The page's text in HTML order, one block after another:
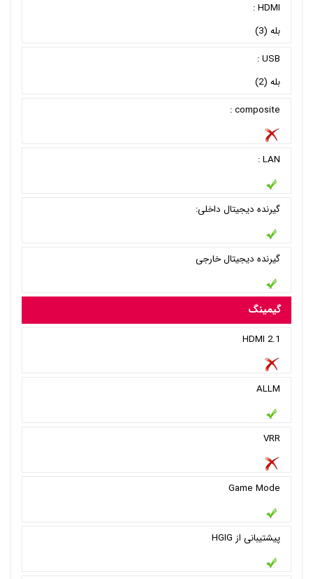
HDMI :
بله (3)
USB :
بله (2)
composite :
LAN :
گیرنده دیجیتال داخلی:
گیرنده دیجیتال خارجی
گیمینگ
HDMI 2.1
ALLM
VRR
Game Mode
پیشتیبانی از HGIG